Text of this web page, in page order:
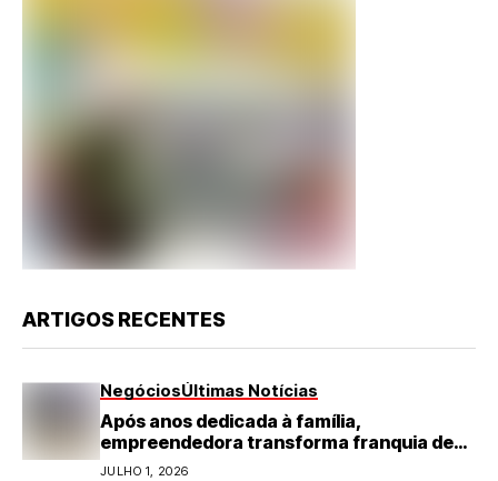
ARTIGOS RECENTES
NegóciosÚltimas Notícias
Após anos dedicada à família,
empreendedora transforma franquia de
turismo em negócio de destaque no RN
JULHO 1, 2026